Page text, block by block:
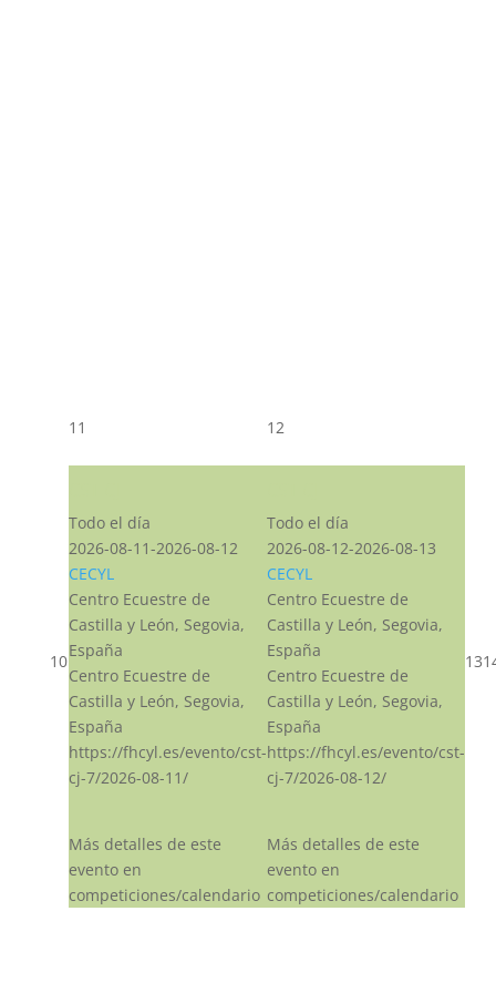
10
11
Todo el día
2026-08-11-2026-08-12
CECYL
Centro Ecuestre de
Castilla y León, Segovia,
España
Centro Ecuestre de
Castilla y León, Segovia,
España
https://fhcyl.es/evento/cst-
cj-7/2026-08-11/
Más detalles de este
evento en
competiciones/calendario
12
Todo el día
2026-08-12-2026-08-13
CECYL
Centro Ecuestre de
Castilla y León, Segovia,
España
Centro Ecuestre de
Castilla y León, Segovia,
España
https://fhcyl.es/evento/cst-
cj-7/2026-08-12/
Más detalles de este
evento en
competiciones/calendario
13